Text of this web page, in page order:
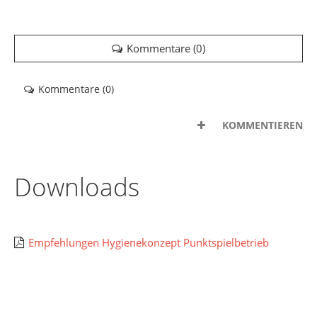
Kommentare (0)
Kommentare (0)
KOMMENTIEREN
Downloads
Empfehlungen Hygienekonzept Punktspielbetrieb